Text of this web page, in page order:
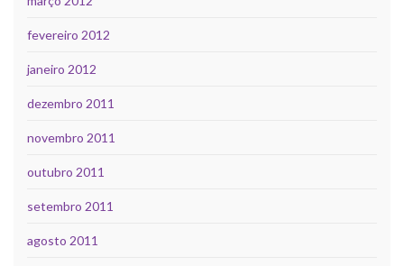
fevereiro 2012
janeiro 2012
dezembro 2011
novembro 2011
outubro 2011
setembro 2011
agosto 2011